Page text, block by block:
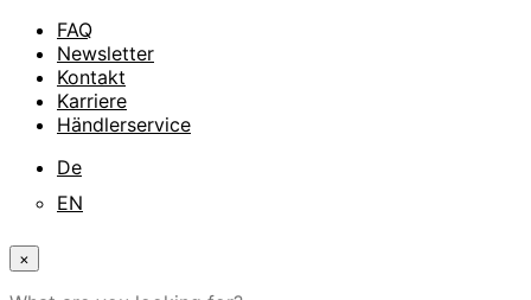
FAQ
Newsletter
Kontakt
Karriere
Händlerservice
De
EN
×